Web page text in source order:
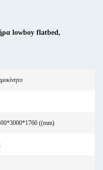
lowboy flatbed,
((mm)